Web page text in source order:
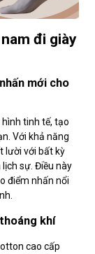
đi giày
mới cho
tinh tế, tạo
Với khả năng
lười với bất kỳ
sự. Điều này
điểm nhấn nổi
khí
cao cấp